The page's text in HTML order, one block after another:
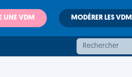
UNE VDM MODÉRER LES VDM